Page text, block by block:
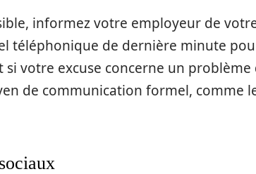
informez votre employeur de
téléphonique de dernière minute
si votre excuse concerne un
de communication formel, comme